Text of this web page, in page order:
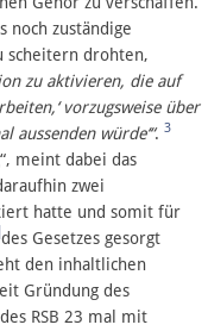
noch zuständige
scheitern drohten,
zu aktivieren, die auf
vorzugsweise über
aussenden würde‘“. 3
meint dabei das
zwei
hatte und somit für
des Gesetzes gesorgt
den inhaltlichen
Gründung des
RSB 23 mal mit